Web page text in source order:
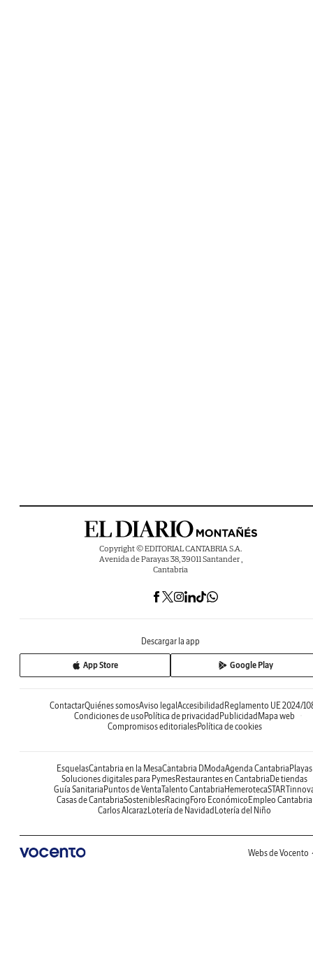
Copyright © EDITORIAL CANTABRIA S.A.
Avenida de Parayas 38, 39011 Santander ,
Cantabria
Descargar la app
App Store Google Play
ContactarQuiénes somosAviso legalAccesibilidadReglamento UE 2024/
Condiciones de usoPolítica de privacidadPublicidadMapa web
Compromisos editorialesPolítica de cookies
EsquelasCantabria en la MesaCantabria DModaAgenda CantabriaPlayas
Soluciones digitales para PymesRestaurantes en CantabriaDe tiendas
Guía SanitariaPuntos de VentaTalento CantabriaHemeroteca
Casas de CantabriaSosteniblesRacingForo EconómicoEmpleo Cantabria
Carlos AlcarazLotería de NavidadLotería del Niño
Webs de Vocento